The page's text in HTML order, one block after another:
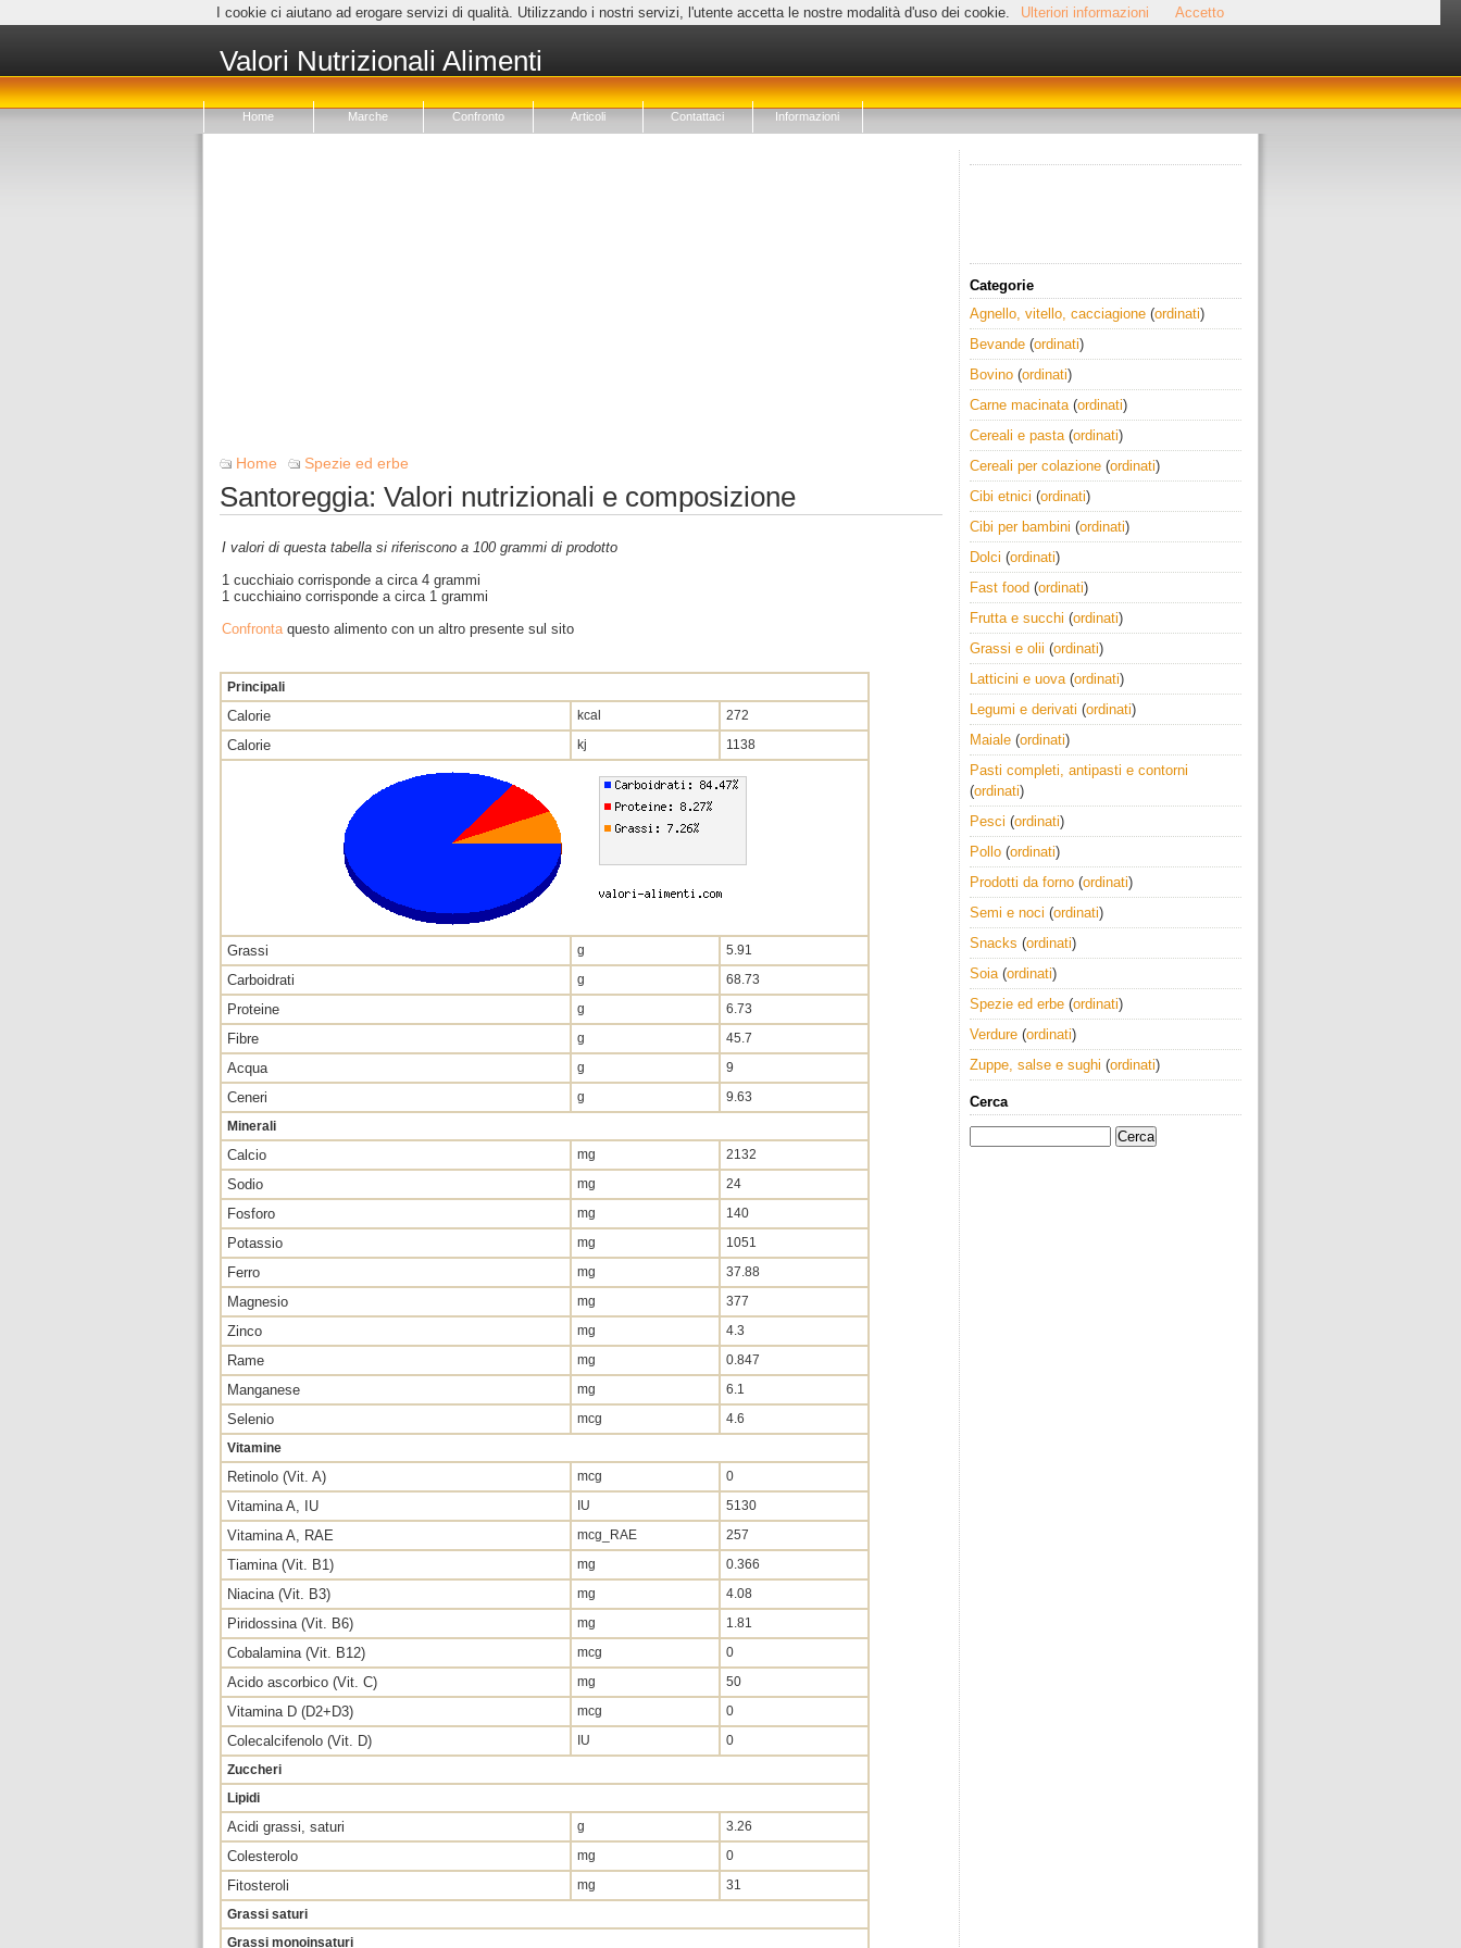
I cookie ci aiutano ad erogare servizi di qualità. Utilizzando i nostri servizi, l'utente accetta le nostre modalità d'uso dei cookie. Ulteriori informazioni Accetto
Valori Nutrizionali Alimenti
Home Marche Confronto Articoli Contattaci Informazioni
Home Spezie ed erbe
Santoreggia: Valori nutrizionali e composizione
I valori di questa tabella si riferiscono a 100 grammi di prodotto
1 cucchiaio corrisponde a circa 4 grammi
1 cucchiaino corrisponde a circa 1 grammi
Confrontaquesto alimento con un altro presente sul sito
Principali
Calorie kcal 272
Calorie kj 1138
Grassi g 5.91
Carboidrati g 68.73
Proteine g 6.73
Fibre g 45.7
Acqua g 9
Ceneri g
9.63
Minerali
Calcio mg 2132
Sodio mg 24
Fosforo mg 140
Potassio mg 1051
Ferro mg 37.88
Magnesio mg 377
Zinco mg 4.3
Rame mg 0.847
Manganese mg 6.1
Selenio mcg
4.6
Vitamine
Retinolo (Vit. A) mcg 0
Vitamina A, IU IU 5130
Vitamina A, RAE mcg_RAE 257
Tiamina (Vit. B1) mg 0.366
Niacina (Vit. B3) mg 4.08
Piridossina (Vit. B6) mg 1.81
Cobalamina (Vit. B12) mcg 0
Acido ascorbico (Vit. C) mg 50
Vitamina D (D2+D3) mcg 0
Colecalcifenolo (Vit. D) IU
0
Zuccheri
Lipidi
Acidi grassi, saturi g 3.26
Colesterolo mg 0
Fitosteroli mg
31
Grassi saturi
Grassi monoinsaturi
Categorie
Agnello, vitello, cacciagione (ordinati)
Bevande (ordinati)
Bovino (ordinati)
Carne macinata(ordinati)
Cereali e pasta(ordinati)
Cereali per colazione (ordinati)
Cibi etnici (ordinati)
Cibi per bambini (ordinati)
Dolci (ordinati)
Fast food (ordinati)
Frutta e succhi (ordinati)
Grassi e olii (ordinati)
Latticini e uova(ordinati)
Legumi e derivati (ordinati)
Maiale (ordinati)
Pasti completi, antipasti e contorni
(ordinati)
Pesci (ordinati)
Pollo (ordinati)
Prodotti da forno (ordinati)
Semi e noci (ordinati)
Snacks (ordinati)
Soia(ordinati)
Spezie ed erbe (ordinati)
Verdure (ordinati)
Zuppe, salse e sughi (ordinati)
Cerca